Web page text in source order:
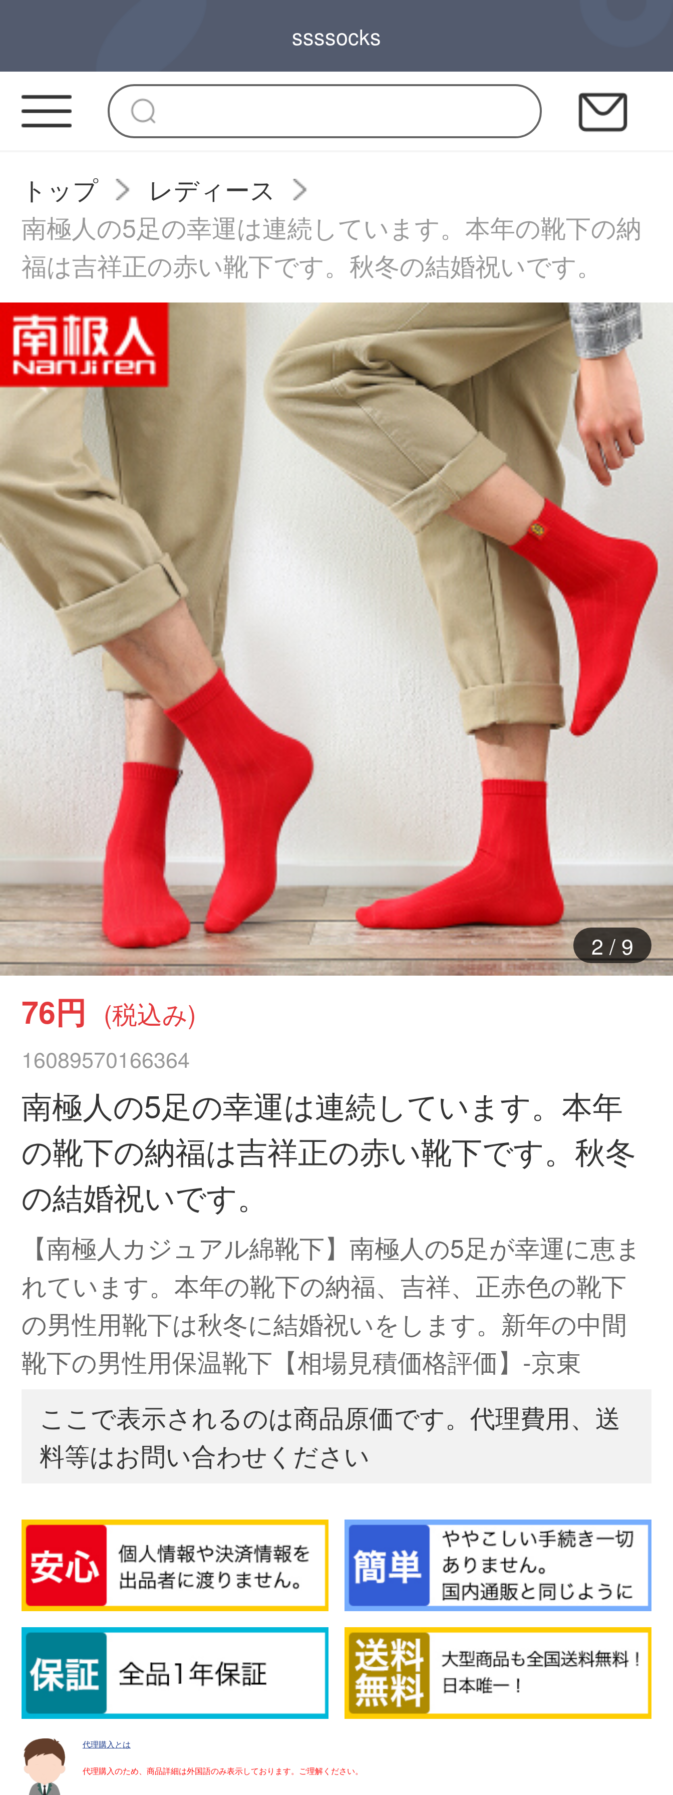
ssssocks
トップ
レディース
南極人の5足の幸運は連続しています。本年の靴下の納
福は吉祥正の赤い靴下です。秋冬の結婚祝いです。
3 / 9
76円 (税込み)
16089570166364
南極人の5足の幸運は連続しています。本年
の靴下の納福は吉祥正の赤い靴下です。秋冬
の結婚祝いです。
【南極人カジュアル綿靴下】南極人の5足が幸運に恵ま
れています。本年の靴下の納福、吉祥、正赤色の靴下
の男性用靴下は秋冬に結婚祝いをします。新年の中間
靴下の男性用保温靴下【相場見積価格評価】-京東
ここで表示されるのは商品原価です。代理費用、送
料等はお問い合わせください
代理購入とは
代理購入のため、商品詳細は外国語のみ表示しております。ご理解ください。